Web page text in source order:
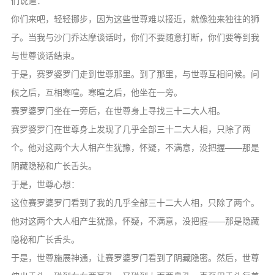
你们来吧，轻轻挪步，因为这些世尊难以接近，就像独来独往的狮
子。当我与沙门乔达摩谈话时，你们不要随意打断，你们要等到我
与世尊谈话结束。
于是，赛罗婆罗门走到世尊那里。到了那里，与世尊互相问候。问
候之后，互相寒喧。寒暄之后，他坐在一旁。
赛罗婆罗门坐在一旁后，在世尊身上寻找三十二大人相。
赛罗婆罗门在世尊身上发现了几乎全部三十二大人相，只除了两
个。他对这两个大人相产生犹豫，怀疑，不满意，没把握——那是
阴藏隐秘和广长舌头。
于是，世尊心想：
这位赛罗婆罗门看到了我的几乎全部三十二大人相，只除了两个。
他对这两个大人相产生犹豫，怀疑，不满意，没把握——那是隐藏
隐秘和广长舌头。
于是，世尊施展神通，让赛罗婆罗门看到了阴藏隐密。然后，世尊